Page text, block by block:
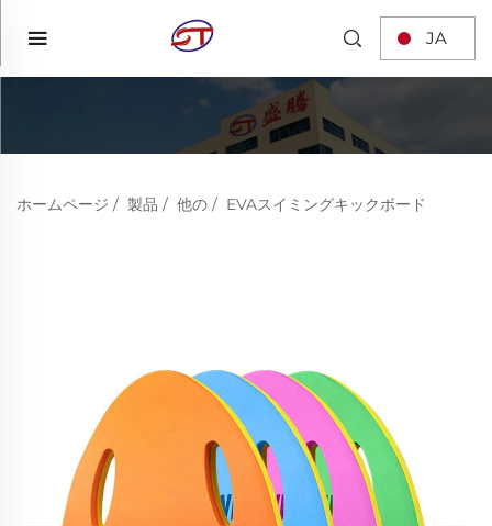
JA
ホームページ / 製品 / 他の / EVAスイミングキックボード